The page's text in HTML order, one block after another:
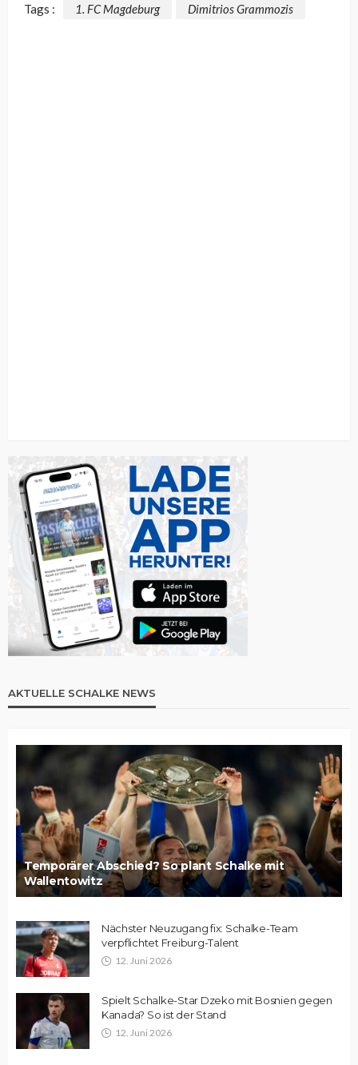
Tags : 1. FC Magdeburg Dimitrios Grammozis
AKTUELLE SCHALKE NEWS
Temporärer Abschied? So plant Schalke mit
Wallentowitz
Nächster Neuzugang fix: Schalke-Team
verpflichtet Freiburg-Talent
12. Juni 2026
Spielt Schalke-Star Dzeko mit Bosnien gegen
Kanada? So ist der Stand
12. Juni 2026